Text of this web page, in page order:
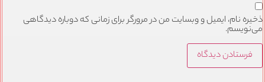
ذخیره نام، ایمیل و وبسایت من در مرورگر برای زمانی که دوباره دیدگاهی
می‌نویسم.